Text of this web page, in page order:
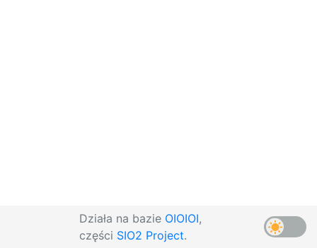
Działa na bazie OIOIOI,
części SIO2 Project.